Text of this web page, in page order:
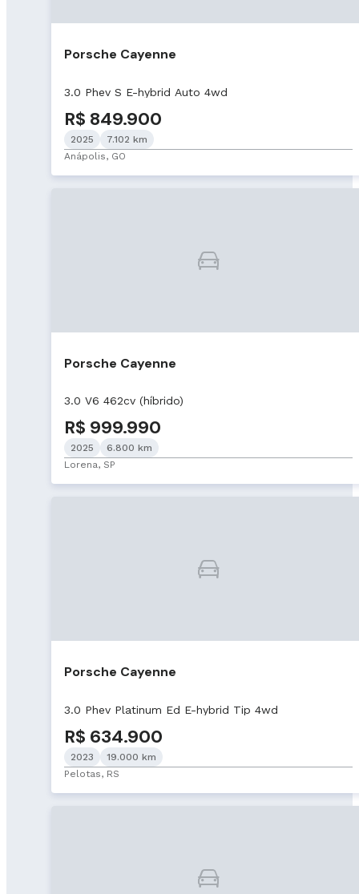
Porsche Cayenne
3.0 Phev S E-hybrid Auto 4wd
R$ 849.900
2025
7.102 km
Anápolis, GO
Porsche Cayenne
3.0 V6 462cv (híbrido)
R$ 999.990
2025
6.800 km
Lorena, SP
Porsche Cayenne
3.0 Phev Platinum Ed E-hybrid Tip 4wd
R$ 634.900
2023
19.000 km
Pelotas, RS